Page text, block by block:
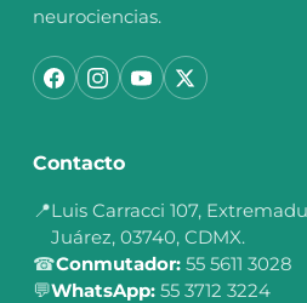
neurociencias.
Contacto
📍Luis Carracci 107,
Juárez, 03740, CDMX.
☎Conmutador:55 5611 3028
💬WhatsApp:55 3712 3224